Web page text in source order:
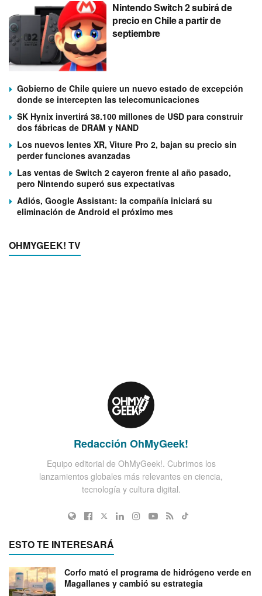
Nintendo Switch 2 subirá de
precio en Chile a partir de
septiembre
Gobierno de Chile quiere un nuevo estado de excepción
donde se intercepten las telecomunicaciones
SK Hynix invertirá 38.100 millones de USD para construir
dos fábricas de DRAM y NAND
Los nuevos lentes XR, Viture Pro 2, bajan su precio sin
perder funciones avanzadas
Las ventas de Switch 2 cayeron frente al año pasado,
pero Nintendo superó sus expectativas
Adiós, Google Assistant: la compañía iniciará su
eliminación de Android el próximo mes
OHMYGEEK! TV
Redacción OhMyGeek!
Equipo editorial de OhMyGeek!. Cubrimos los
lanzamientos globales más relevantes en ciencia,
tecnología y cultura digital.
ESTO TE INTERESARÁ
Corfo mató el programa de hidrógeno verde en
Magallanes y cambió su estrategia